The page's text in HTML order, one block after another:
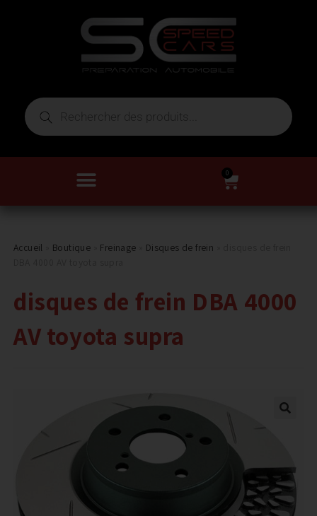
0
Accueil Boutique Freinage Disques de frein
disques de frein DBA 4000
AV toyota supra